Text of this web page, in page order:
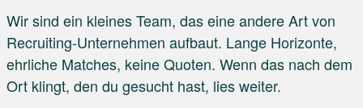
Wir sind ein kleines Team, das eine andere Art von
Recruiting-Unternehmen aufbaut. Lange Horizonte,
ehrliche Matches, keine Quoten. Wenn das nach dem
Ort klingt, den du gesucht hast, lies weiter.